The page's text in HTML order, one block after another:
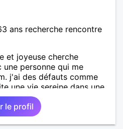
ans recherche rencontre
et joyeuse cherche
une personne qui me
j'ai des défauts comme
une vie sereine dans une
le profil